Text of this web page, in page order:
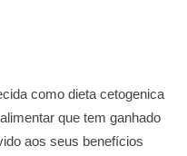
como dieta cetogenica
que tem ganhado
aos seus benefícios